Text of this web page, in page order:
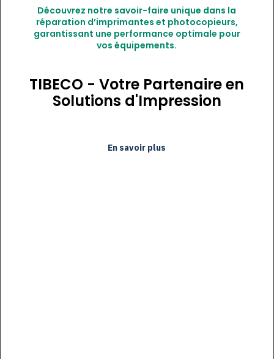
Découvrez notre savoir-faire unique dans la
réparation d’imprimantes et photocopieurs,
garantissant une performance optimale pour
vos équipements.
TIBECO - Votre Partenaire en
Solutions d'Impression
En savoir plus